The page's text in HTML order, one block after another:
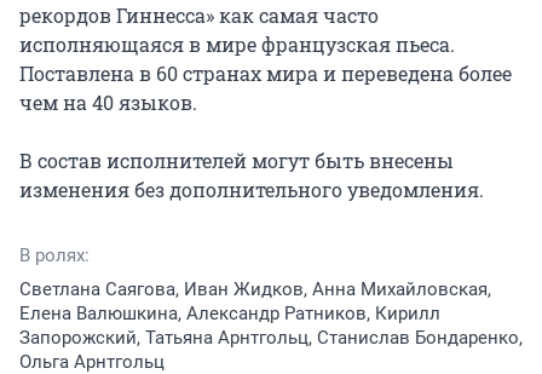
рекордов Гиннесса» как самая часто
исполняющаяся в мире французская пьеса.
Поставлена в 60 странах мира и переведена более
чем на 40 языков.
В состав исполнителей могут быть внесены
изменения без дополнительного уведомления.
В ролях:
Светлана Саягова, Иван Жидков, Анна Михайловская,
Елена Валюшкина, Александр Ратников, Кирилл
Запорожский, Татьяна Арнтгольц, Станислав Бондаренко,
Ольга Арнтгольц